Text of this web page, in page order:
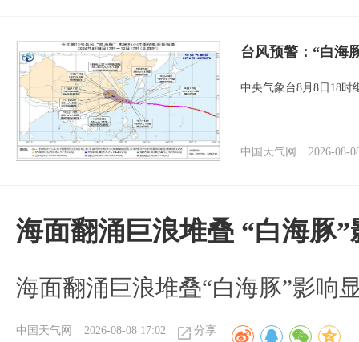
台风预警：“白海
中央气象台8月8日18时
中国天气网 2026-08-
海面翻涌巨浪堆叠 “白海豚”
海面翻涌巨浪堆叠“白海豚”影响
中国天气网 2026-08-08 17:02 分享